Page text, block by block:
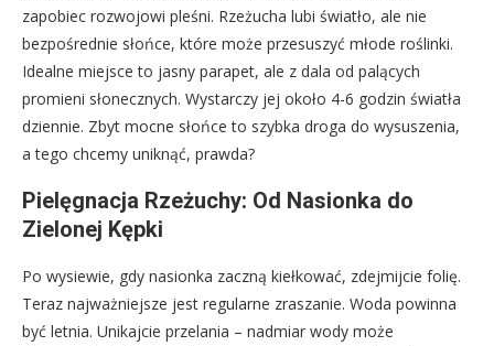
zapobiec rozwojowi pleśni. Rzeżucha lubi światło, ale nie
bezpośrednie słońce, które może przesuszyć młode roślinki.
Idealne miejsce to jasny parapet, ale z dala od palących
promieni słonecznych. Wystarczy jej około 4-6 godzin światła
dziennie. Zbyt mocne słońce to szybka droga do wysuszenia,
a tego chcemy uniknąć, prawda?
Pielęgnacja Rzeżuchy: Od Nasionka do
Zielonej Kępki
Po wysiewie, gdy nasionka zaczną kiełkować, zdejmijcie folię.
Teraz najważniejsze jest regularne zraszanie. Woda powinna
być letnia. Unikajcie przelania – nadmiar wody może